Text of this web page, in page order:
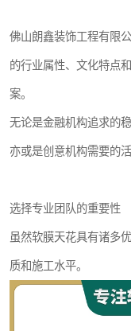
佛山朗鑫装饰工程有限
的行业属性、文化特点
案。
无论是金融机构追求的
亦或是创意机构需要的
选择专业团队的重要性
虽然软膜天花具有诸多
质和施工水平。